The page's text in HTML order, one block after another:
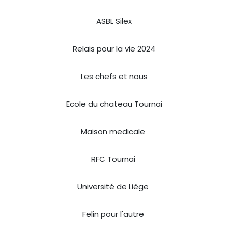
ASBL Silex
Relais pour la vie 2024
Les chefs et nous
Ecole du chateau Tournai
Maison medicale
RFC Tournai
Université de Liège
Felin pour l'autre